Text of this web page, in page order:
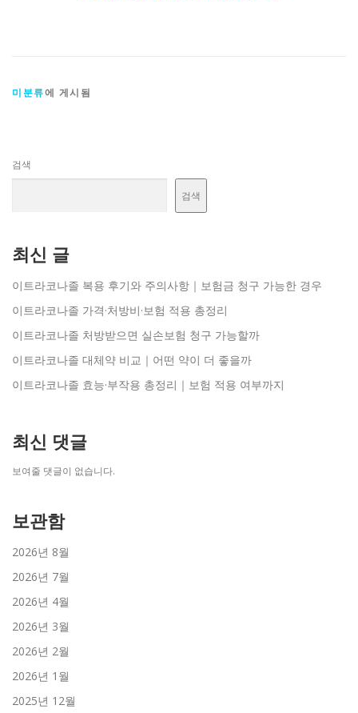
미분류에 게시됨
검색
검색
최신 글
이트라코나졸 복용 후기와 주의사항｜보험금 청구 가능한 경우
이트라코나졸 가격·처방비·보험 적용 총정리
이트라코나졸 처방받으면 실손보험 청구 가능할까
이트라코나졸 대체약 비교｜어떤 약이 더 좋을까
이트라코나졸 효능·부작용 총정리｜보험 적용 여부까지
최신 댓글
보여줄 댓글이 없습니다.
보관함
2026년 8월
2026년 7월
2026년 4월
2026년 3월
2026년 2월
2026년 1월
2025년 12월